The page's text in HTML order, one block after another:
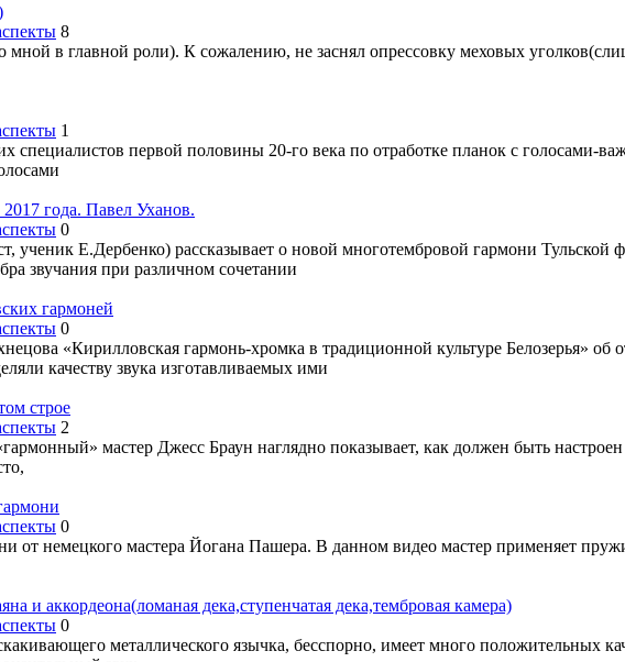
8
мной в главной роли). К сожалению, не заснял опрессовку меховых
1
специалистов первой половины 20-го века по отработке планок с голосами-
года. Павел Уханов.
0
ученик Е.Дербенко) рассказывает о новой многотембровой гармони Тульской
звучания при различном сочетании
гармоней
0
«Кирилловская гармонь-хромка в традиционной культуре Белозерья»
качеству звука изготавливаемых ими
строе
2
мастер Джесс Браун наглядно показывает, как должен быть
0
от немецкого мастера Йогана Пашера. В данном видео мастер применяет
и аккордеона(ломаная дека,ступенчатая дека,тембровая камера)
0
металлического язычка, бесспорно, имеет много положительных